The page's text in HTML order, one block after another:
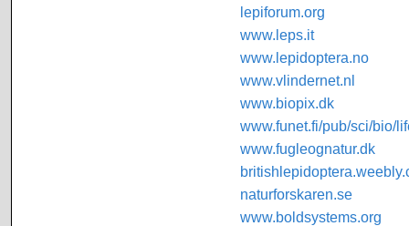
lepiforum.org
www.leps.it
www.lepidoptera.no
www.vlindernet.nl
www.biopix.dk
www.funet.fi/pub/sci/bio/
www.fugleognatur.dk
naturforskaren.se
www.boldsystems.org